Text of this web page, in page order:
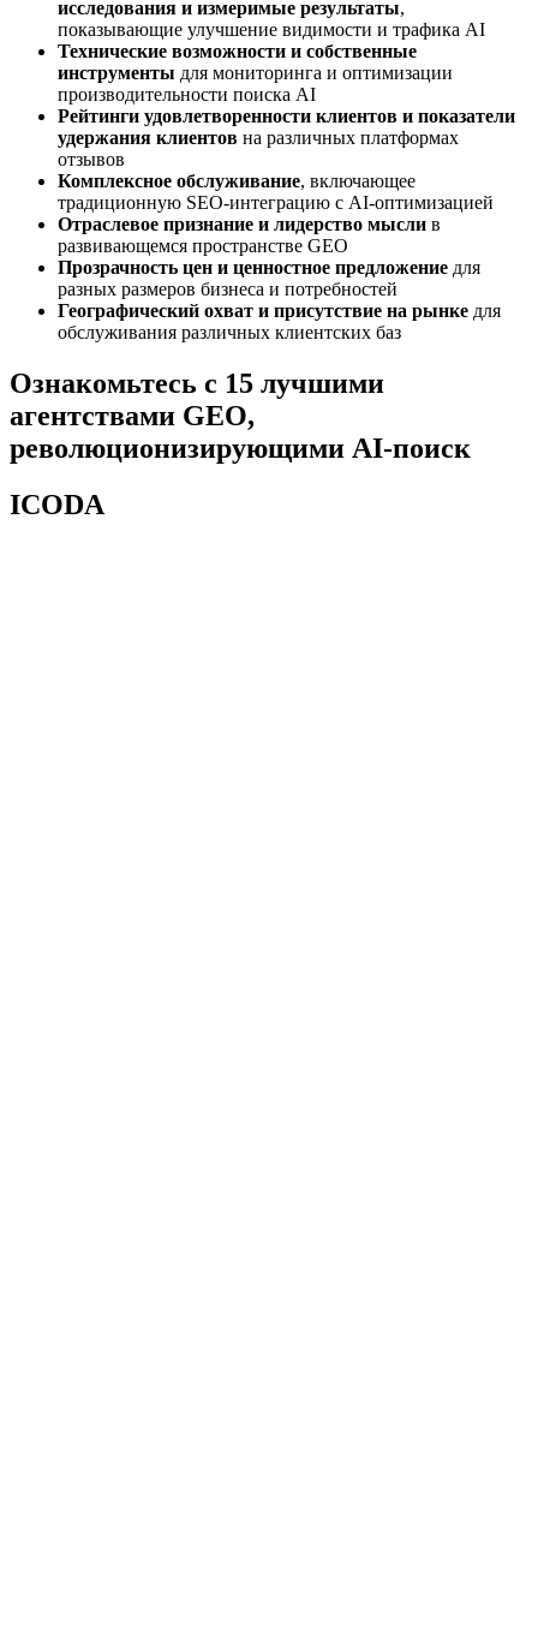
исследования и измеримые результаты,
показывающие улучшение видимости и трафика AI
Технические возможности и собственные
инструменты для мониторинга и оптимизации
производительности поиска AI
Рейтинги удовлетворенности клиентов и показатели
удержания клиентов на различных платформах
отзывов
Комплексное обслуживание, включающее
традиционную SEO-интеграцию с AI-оптимизацией
Отраслевое признание и лидерство мысли в
развивающемся пространстве GEO
Прозрачность цен и ценностное предложение для
разных размеров бизнеса и потребностей
Географический охват и присутствие на рынке для
обслуживания различных клиентских баз
Ознакомьтесь с 15 лучшими
агентствами GEO,
революционизирующими AI-поиск
ICODA